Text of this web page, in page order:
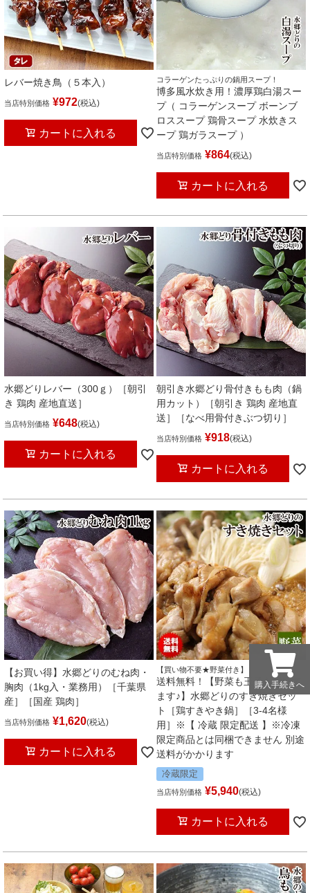
レバー焼き鳥（５本入）
当店特別価格 ¥972 税込
カートに入れる
コラーゲンたっぷりの鍋用スープ！
博多風水炊き用！濃厚鶏白湯スー
プ（ コラーゲンスープ ボーンブ
ロススープ 鶏骨スープ 水炊きス
ープ 鶏ガラスープ ）
当店特別価格 ¥864 税込
カートに入れる
水郷どりレバー（300ｇ）［朝引
き 鶏肉 産地直送］
当店特別価格 ¥648 税込
カートに入れる
朝引き水郷どり骨付きもも肉（鍋
用カット）［朝引き 鶏肉 産地直
送］［なべ用骨付きぶつ切り］
当店特別価格 ¥918 税込
カートに入れる
【お買い得】水郷どりのむね肉・
胸肉（1kg入・業務用）［千葉県
産］［国産 鶏肉］
当店特別価格 ¥1,620 税込
カートに入れる
【買い物不要★野菜付き】
送料無料！【野菜も玉子も付いて
ます♪】水郷どりのすき焼きセッ
ト［鶏すきやき鍋］［3-4名様
用］※【 冷蔵 限定配送 】※冷凍
限定商品とは同梱できません 別途
送料がかかります
冷蔵限定
当店特別価格 ¥5,940 税込
カートに入れる
購入手続きへ
購入手続きへ